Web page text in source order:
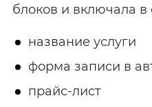
блоков и включала в
название услуги
форма записи в
прайс-лист